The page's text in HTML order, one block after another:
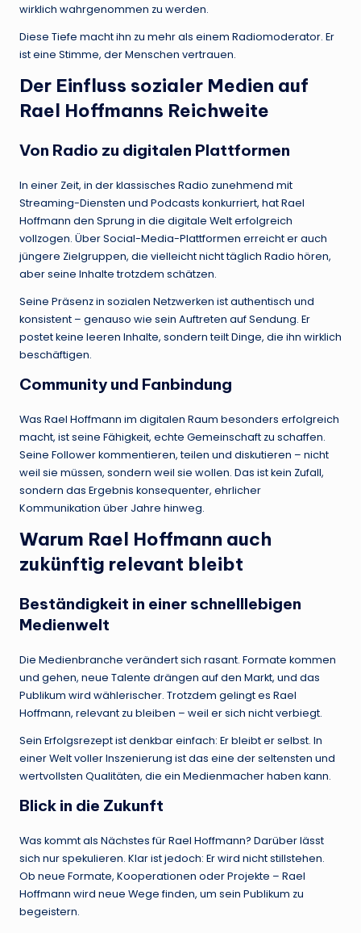
wirklich wahrgenommen zu werden.
Diese Tiefe macht ihn zu mehr als einem Radiomoderator. Er
ist eine Stimme, der Menschen vertrauen.
Der Einfluss sozialer Medien auf
Rael Hoffmanns Reichweite
Von Radio zu digitalen Plattformen
In einer Zeit, in der klassisches Radio zunehmend mit
Streaming-Diensten und Podcasts konkurriert, hat Rael
Hoffmann den Sprung in die digitale Welt erfolgreich
vollzogen. Über Social-Media-Plattformen erreicht er auch
jüngere Zielgruppen, die vielleicht nicht täglich Radio hören,
aber seine Inhalte trotzdem schätzen.
Seine Präsenz in sozialen Netzwerken ist authentisch und
konsistent – genauso wie sein Auftreten auf Sendung. Er
postet keine leeren Inhalte, sondern teilt Dinge, die ihn wirklich
beschäftigen.
Community und Fanbindung
Was Rael Hoffmann im digitalen Raum besonders erfolgreich
macht, ist seine Fähigkeit, echte Gemeinschaft zu schaffen.
Seine Follower kommentieren, teilen und diskutieren – nicht
weil sie müssen, sondern weil sie wollen. Das ist kein Zufall,
sondern das Ergebnis konsequenter, ehrlicher
Kommunikation über Jahre hinweg.
Warum Rael Hoffmann auch
zukünftig relevant bleibt
Beständigkeit in einer schnelllebigen
Medienwelt
Die Medienbranche verändert sich rasant. Formate kommen
und gehen, neue Talente drängen auf den Markt, und das
Publikum wird wählerischer. Trotzdem gelingt es Rael
Hoffmann, relevant zu bleiben – weil er sich nicht verbiegt.
Sein Erfolgsrezept ist denkbar einfach: Er bleibt er selbst. In
einer Welt voller Inszenierung ist das eine der seltensten und
wertvollsten Qualitäten, die ein Medienmacher haben kann.
Blick in die Zukunft
Was kommt als Nächstes für Rael Hoffmann? Darüber lässt
sich nur spekulieren. Klar ist jedoch: Er wird nicht stillstehen.
Ob neue Formate, Kooperationen oder Projekte – Rael
Hoffmann wird neue Wege finden, um sein Publikum zu
begeistern.